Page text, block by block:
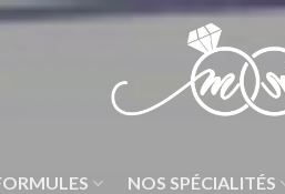
NOS SPÉCIALITÉS